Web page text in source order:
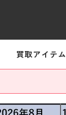
買取アイテム